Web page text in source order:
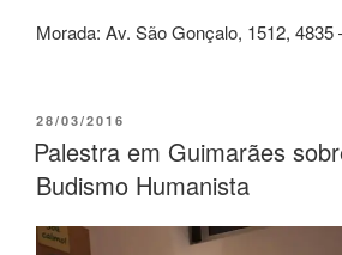
Morada: Av. São Gonçalo, 1512, 4835
28/03/2016
Palestra em Guimarães
Budismo Humanista